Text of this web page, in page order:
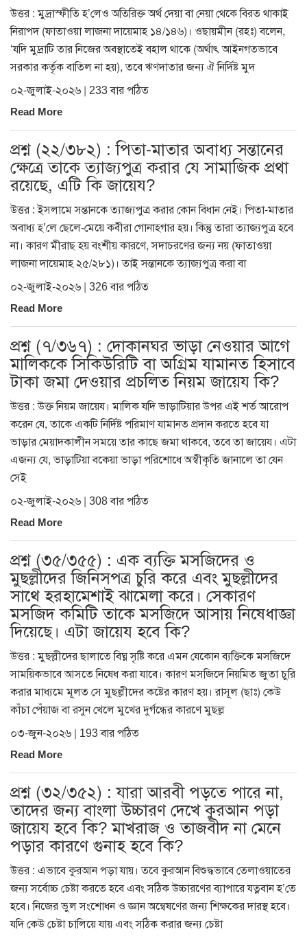
উত্তর : মুদ্রাস্ফীতি হ’লেও অতিরিক্ত অর্থ দেয়া বা নেয়া থেকে বিরত থাকাই
নিরাপদ (ফাতাওয়া লাজনা দায়েমাহ ১৪/১৪৬)। ওছায়মীন (রহঃ) বলেন,
‘যদি মুদ্রাটি তার নিজের অবস্থাতেই বহাল থাকে (অর্থাৎ আইনগতভাবে
সরকার কর্তৃক বাতিল না হয়), তবে ঋণদাতার জন্য ঐ নির্দিষ্ট মুদ
০২-জুলাই-২০২৬ | 233 বার পঠিত
Read More
প্রশ্ন (২২/৩৮২) : পিতা-মাতার অবাধ্য সন্তানের
ক্ষেত্রে তাকে ত্যাজ্যপুত্র করার যে সামাজিক প্রথা
রয়েছে, এটি কি জায়েয?
উত্তর : ইসলামে সন্তানকে ত্যাজ্যপুত্র করার কোন বিধান নেই। পিতা-মাতার
অবাধ্য হ’লে ছেলে-মেয়ে কবীরা গোনাহগার হয়। কিন্তু তারা ত্যাজ্যপুত্র হবে
না। কারণ মীরাছ হয় বংশীয় কারণে, সদাচরণের জন্য নয় (ফাতাওয়া
লাজনা দায়েমাহ ২৫/২৮১)। তাই সন্তানকে ত্যাজ্যপুত্র করা বা
০২-জুলাই-২০২৬ | 326 বার পঠিত
Read More
প্রশ্ন (৭/৩৬৭) : দোকানঘর ভাড়া নেওয়ার আগে
মালিককে সিকিউরিটি বা অগ্রিম যামানত হিসাবে
টাকা জমা দেওয়ার প্রচলিত নিয়ম জায়েয কি?
উত্তর : উক্ত নিয়ম জায়েয। মালিক যদি ভাড়াটিয়ার উপর এই শর্ত আরোপ
করেন যে, তাকে একটি নির্দিষ্ট পরিমাণ যামানত প্রদান করতে হবে যা
ভাড়ার মেয়াদকালীন সময়ে তার কাছে জমা থাকবে, তবে তা জায়েয। এটা
এজন্য যে, ভাড়াটিয়া বকেয়া ভাড়া পরিশোধে অস্বীকৃতি জানালে তা যেন
সেই
০২-জুলাই-২০২৬ | 308 বার পঠিত
Read More
প্রশ্ন (৩৫/৩৫৫) : এক ব্যক্তি মসজিদের ও
মুছল্লীদের জিনিসপত্র চুরি করে এবং মুছল্লীদের
সাথে হরহামেশাই ঝামেলা করে। সেকারণ
মসজিদ কমিটি তাকে মসজিদে আসায় নিষেধাজ্ঞা
দিয়েছে। এটা জায়েয হবে কি?
উত্তর : মুছল্লীদের ছালাতে বিঘ্ন সৃষ্টি করে এমন যেকোন ব্যক্তিকে মসজিদে
সাময়িকভাবে আসতে নিষেধ করা যাবে। কারণ মসজিদে নিয়মিত জুতা চুরি
করার মাধ্যমে মূলত সে মুছল্লীদের কষ্টের কারণ হয়। রাসূল (ছাঃ) কেউ
কাঁচা পেঁয়াজ বা রসুন খেলে মুখের দুর্গন্ধের কারণে মুছল্ল
০৩-জুন-২০২৬ | 193 বার পঠিত
Read More
প্রশ্ন (৩২/৩৫২) : যারা আরবী পড়তে পারে না,
তাদের জন্য বাংলা উচ্চারণ দেখে কুরআন পড়া
জায়েয হবে কি? মাখরাজ ও তাজবীদ না মেনে
পড়ার কারণে গুনাহ হবে কি?
উত্তর : এভাবে কুরআন পড়া যায়। তবে কুরআন বিশুদ্ধভাবে তেলাওয়াতের
জন্য সর্বোচ্চ চেষ্টা করতে হবে এবং সঠিক উচ্চারণের ব্যাপারে যত্নবান হ’তে
হবে। নিজের ভুল সংশোধন ও জ্ঞান অন্বেষণের জন্য শিক্ষকের দারস্থ হবে।
যদি কেউ চেষ্টা চালিয়ে যায় এবং সঠিক করার জন্য চেষ্টা